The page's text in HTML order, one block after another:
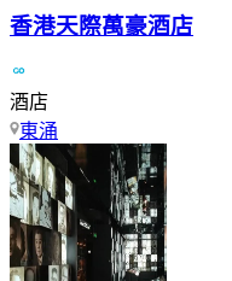
香港天際萬豪酒店
酒店
東涌